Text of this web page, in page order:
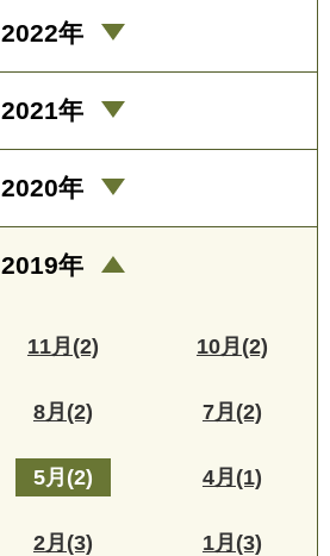
2022年
2021年
2020年
2019年
11月(2) 10月(2)
8月(2) 7月(2)
5月(2) 4月(1)
2月(3) 1月(3)